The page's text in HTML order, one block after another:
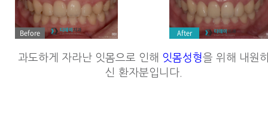
Before After
과도하게 자라난 잇몸으로 인해 잇몸성형을 위해 내원
신 환자분입니다.